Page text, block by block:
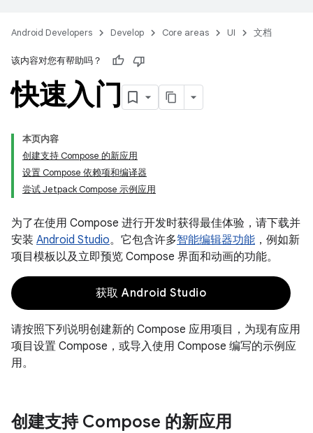
Android Developers Develop Core areas UI 文档
该内容对您有帮助吗？
快速入门
本页内容
创建支持 Compose 的新应用
设置 Compose 依赖项和编译器
尝试 Jetpack Compose 示例应用
为了在使用 Compose 进行开发时获得最佳体验，请下载并
安装 Android Studio。它包含许多智能编辑器功能 ，例如新
项目模板以及立即预览 Compose 界面和动画的功能。
获取 Android Studio
请按照下列说明创建新的 Compose 应用项目，为现有应用
项目设置 Compose，或导入使用 Compose 编写的示例应
用。
创建支持 Compose 的新应用